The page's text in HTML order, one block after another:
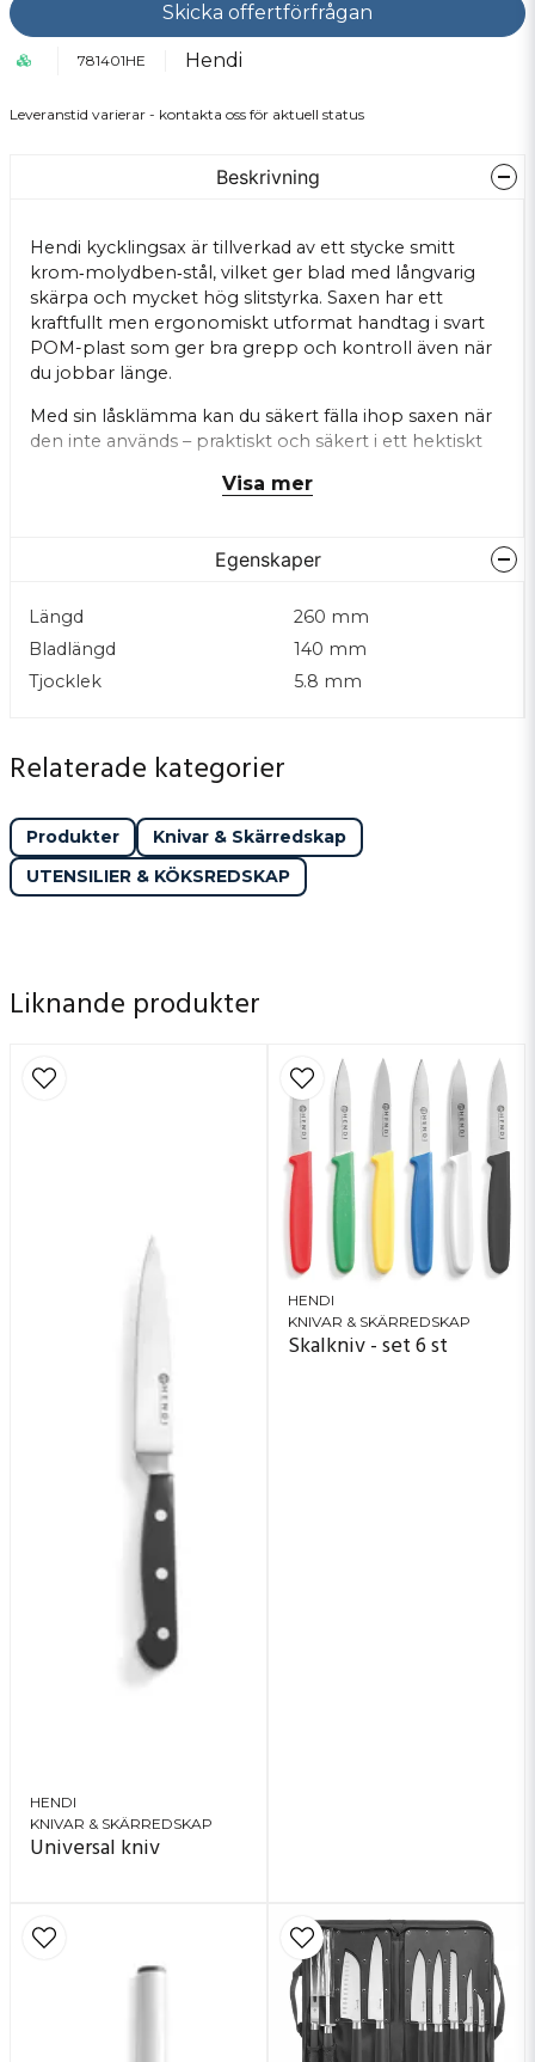
Skicka offertförfrågan
781401HE Hendi
Leveranstid varierar - kontakta oss för aktuell status
Beskrivning
Hendi kycklingsax är tillverkad av ett stycke smitt
krom‑molydben‑stål, vilket ger blad med långvarig
skärpa och mycket hög slitstyrka. Saxen har ett
kraftfullt men ergonomiskt utformat handtag i svart
POM-plast som ger bra grepp och kontroll även när
du jobbar länge.
Med sin låsklämma kan du säkert fälla ihop saxen när
den inte används – praktiskt och säkert i ett hektiskt
att klippa igenom fjäderfäben, senor och styckdetaljer
Visa mer
Egenskaper
Längd
260 mm
Bladlängd
140 mm
Tjocklek
5.8 mm
Relaterade kategorier
Produkter
Knivar & Skärredskap
UTENSILIER & KÖKSREDSKAP
Liknande produkter
HENDI
KNIVAR & SKÄRREDSKAP
Universal kniv
HENDI
KNIVAR & SKÄRREDSKAP
Skalkniv - set 6 st